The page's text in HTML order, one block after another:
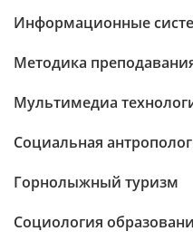
Информационные
Методика
Мультимедиа
Социальная
Горнолыжный туризм
Социология